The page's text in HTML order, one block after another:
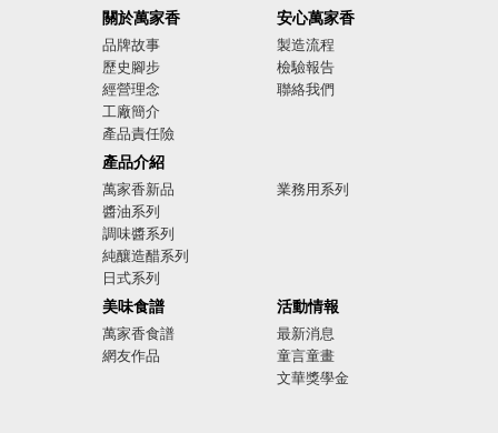
關於萬家香
品牌故事
歷史腳步
經營理念
工廠簡介
產品責任險
廣告影音
產品介紹
萬家香新品
醬油系列
調味醬系列
純釀造醋系列
日式系列
業務用系列
美味食譜
萬家香食譜
網友作品
安心萬家香
製造流程
檢驗報告
聯絡我們
活動情報
最新消息
童言童畫
文華獎學金